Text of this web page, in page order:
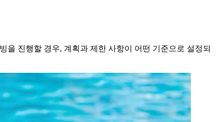
진행할 경우, 계획과 제한 사항이 어떤 기준으로 설정되